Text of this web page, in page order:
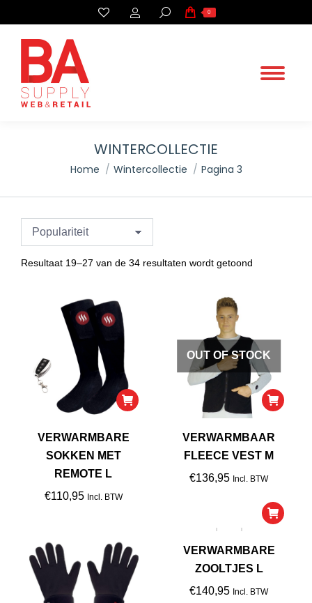
Search: 0
WINTERCOLLECTIE
You are here:
Home Wintercollectie Pagina 3
Resultaat 19–27 van de 34 resultaten wordt getoond
VERWARMBARE
SOKKEN MET
REMOTE L
€110,95 Incl. BTW
OUT OF STOCK
VERWARMBAAR
FLEECE VEST M
€136,95 Incl. BTW
VERWARMBARE
ZOOLTJES L
€140,95 Incl. BTW